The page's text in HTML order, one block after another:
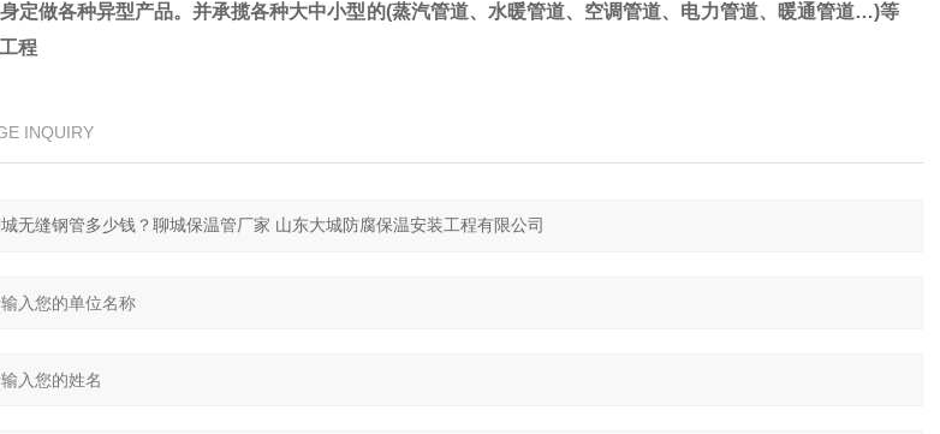
定做各种异型产品。并承揽各种大中小型的(蒸汽管道、水暖管道、空调管道、电力管道、暖通管道…)等
程
INQUIRY